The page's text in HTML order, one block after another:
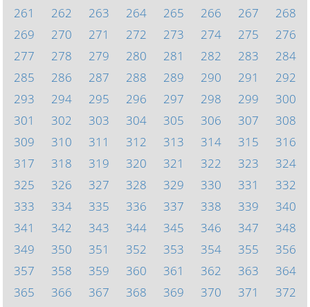
261
262 263 264 265 266 267
268
269
270 271 272 273 274 275
276
277
278 279 280 281 282 283
284
285
286 287 288 289 290 291
292
293
294 295 296 297 298 299
300
301
302 303 304 305 306 307
308
309
310 311 312 313 314 315
316
317
318 319 320 321 322 323
324
325
326 327 328 329 330 331
332
333
334 335 336 337 338 339
340
341
342 343 344 345 346 347
348
349
350 351 352 353 354 355
356
357
358 359 360 361 362 363
364
365
366 367 368 369 370 371
372